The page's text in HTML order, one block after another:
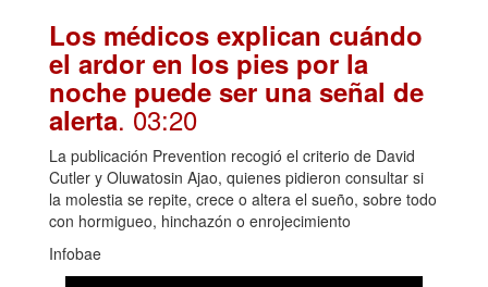
Los médicos explican cuándo
el ardor en los pies por la
noche puede ser una señal de
alerta. 03:20
La publicación Prevention recogió el criterio de David
Cutler y Oluwatosin Ajao, quienes pidieron consultar si
la molestia se repite, crece o altera el sueño, sobre todo
con hormigueo, hinchazón o enrojecimiento
Infobae